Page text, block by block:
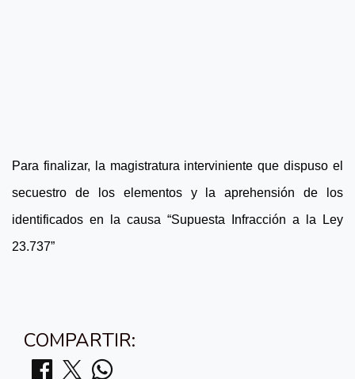
Para finalizar, la magistratura interviniente que dispuso el
secuestro de los elementos y la aprehensión de los
identificados en la causa “Supuesta Infracción a la Ley
23.737”
COMPARTIR: